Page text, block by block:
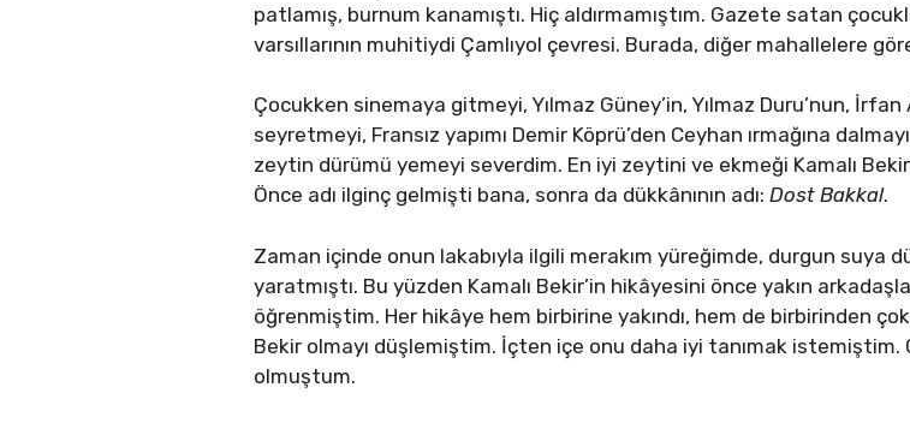
patlamış, burnum kanamıştı. Hiç aldırmamıştım. Gazete satan
varsıllarının muhitiydi Çamlıyol çevresi. Burada, diğer mahallelere
Çocukken sinemaya gitmeyi, Yılmaz Güney’in, Yılmaz Duru’nun,
seyretmeyi, Fransız yapımı Demir Köprü’den Ceyhan ırmağına
zeytin dürümü yemeyi severdim. En iyi zeytini ve ekmeği Kamalı
Önce adı ilginç gelmişti bana, sonra da dükkânının adı:Dost Bakkal.
Zaman içinde onun lakabıyla ilgili merakım yüreğimde, durgun suya
yaratmıştı. Bu yüzden Kamalı Bekir’in hikâyesini önce yakın
öğrenmiştim. Her hikâye hem birbirine yakındı, hem de birbirinden
Bekir olmayı düşlemiştim. İçten içe onu daha iyi tanımak istemiştim.
olmuştum.